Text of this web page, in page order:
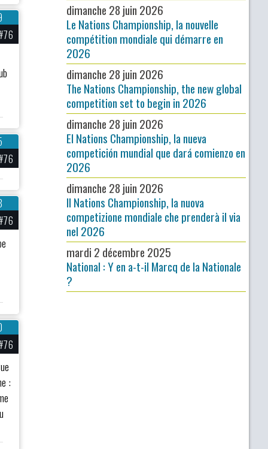
:
dimanche 28 juin 2026
Le Nations Championship, la nouvelle
compétition mondiale qui démarre en
2026
dimanche 28 juin 2026
The Nations Championship, the new global
competition set to begin in 2026
dimanche 28 juin 2026
El Nations Championship, la nueva
competición mundial que dará comienzo en
2026
dimanche 28 juin 2026
Il Nations Championship, la nuova
competizione mondiale che prenderà il via
nel 2026
mardi 2 décembre 2025
National : Y en a-t-il Marcq de la Nationale
?